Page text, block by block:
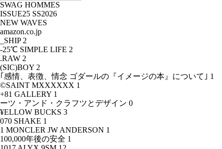
SWAG HOMMES
ISSUE25 SS2026
NEW WAVES
amazon.co.jp
_SHIP 2
-25℃ SIMPLE LIFE 2
.RAW 2
(SIC)BOY 2
｢感情、表徴、情念 ゴダールの『イメージの本』について｣ 1
©SAINT MXXXXXX 1
+81 GALLERY 1
ーツ・アンド・クラフツとデザイン 0
¥ELLOW BUCKS 3
070 SHAKE 1
1 MONCLER JW ANDERSON 1
100,000年後の安全 1